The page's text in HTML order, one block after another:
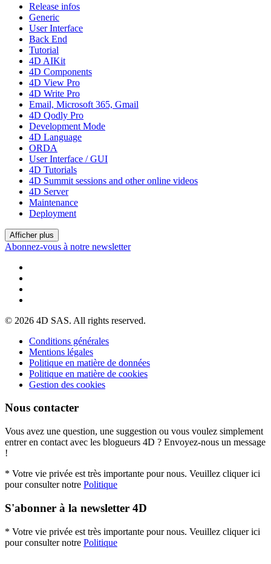
Release infos
Generic
User Interface
Back End
Tutorial
4D AIKit
4D Components
4D View Pro
4D Write Pro
Email, Microsoft 365, Gmail
4D Qodly Pro
Development Mode
4D Language
ORDA
User Interface / GUI
4D Tutorials
4D Summit sessions and other online videos
4D Server
Maintenance
Deployment
Afficher plus
Abonnez-vous à notre newsletter
© 2026 4D SAS. All rights reserved.
Conditions générales
Mentions légales
Politique en matière de données
Politique en matière de cookies
Gestion des cookies
Nous contacter
Vous avez une question, une suggestion ou vous voulez simplement
entrer en contact avec les blogueurs 4D ? Envoyez-nous un message
!
* Votre vie privée est très importante pour nous. Veuillez cliquer ici
pour consulter notre Politique
S'abonner à la newsletter 4D
* Votre vie privée est très importante pour nous. Veuillez cliquer ici
pour consulter notre Politique